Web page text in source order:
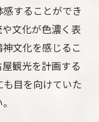
することができ
文化が色濃く表
文化を感じるこ
観光を計画する
目を向けていた